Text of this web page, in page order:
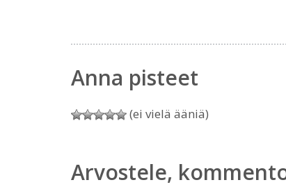
Anna pisteet
(ei vielä ääniä)
Arvostele,